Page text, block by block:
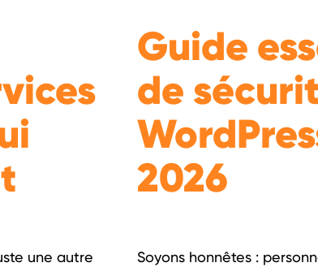
une autre
Guide
de
2026
Soyons honnêtes :